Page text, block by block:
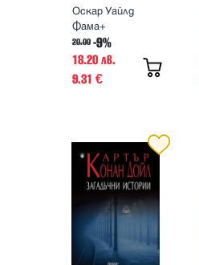
Оскар Уайлд
Фама+
20.00 -9%
18.20 лв.
9.31 €